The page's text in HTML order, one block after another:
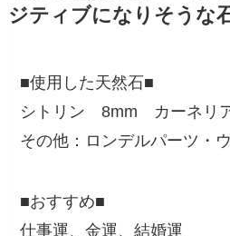
ジティブになりそうな
■使用した天然石■
シトリン 8mm カーネ
その他：ロンデルパーツ・
■おすすめ■
仕事運、金運、結婚運